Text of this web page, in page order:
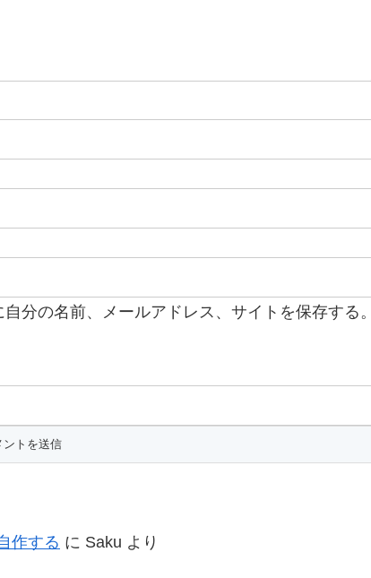
分の名前、メールアドレス、サイトを保存する。
作する に Saku より